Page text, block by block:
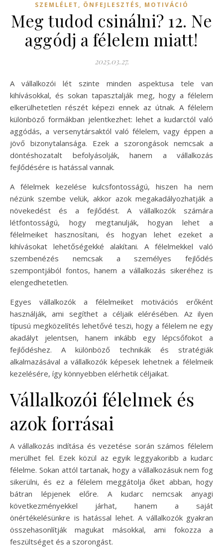
SZEMLÉLET, ÖNFEJLESZTÉS, MOTIVÁCIÓ
Meg tudod csinálni? 12. Ne
aggódj a félelem miatt!
2025.03.27.
A vállalkozói lét szinte minden aspektusa tele van
kihívásokkal, és sokan tapasztalják meg, hogy a félelem
elkerülhetetlen részét képezi ennek az útnak. A félelem
különböző formákban jelentkezhet: lehet a kudarctól való
aggódás, a versenytársaktól való félelem, vagy éppen a
jövő bizonytalansága. Ezek a szorongások nemcsak a
döntéshozatalt befolyásolják, hanem a vállalkozás
fejlődésére is hatással vannak.
A félelmek kezelése kulcsfontosságú, hiszen ha nem
nézünk szembe velük, akkor azok megakadályozhatják a
növekedést és a fejlődést. A vállalkozók számára
létfontosságú, hogy megtanulják, hogyan lehet a
félelmeiket hasznosítani, és hogyan lehet ezeket a
kihívásokat lehetőségekké alakítani. A félelmekkel való
szembenézés nemcsak a személyes fejlődés
szempontjából fontos, hanem a vállalkozás sikeréhez is
elengedhetetlen.
Egyes vállalkozók a félelmeiket motivációs erőként
használják, ami segíthet a céljaik elérésében. Az ilyen
típusú megközelítés lehetővé teszi, hogy a félelem ne egy
akadályt jelentsen, hanem inkább egy lépcsőfokot a
fejlődéshez. A különböző technikák és stratégiák
alkalmazásával a vállalkozók képesek lehetnek a félelmeik
kezelésére, így könnyebben elérhetik céljaikat.
Vállalkozói félelmek és
azok forrásai
A vállalkozás indítása és vezetése során számos félelem
merülhet fel. Ezek közül az egyik leggyakoribb a kudarc
félelme. Sokan attól tartanak, hogy a vállalkozásuk nem fog
sikerülni, és ez a félelem meggátolja őket abban, hogy
bátran lépjenek előre. A kudarc nemcsak anyagi
következményekkel járhat, hanem a saját
önértékelésünkre is hatással lehet. A vállalkozók gyakran
összehasonlítják magukat másokkal, ami fokozza a
feszültséget és a szorongást.